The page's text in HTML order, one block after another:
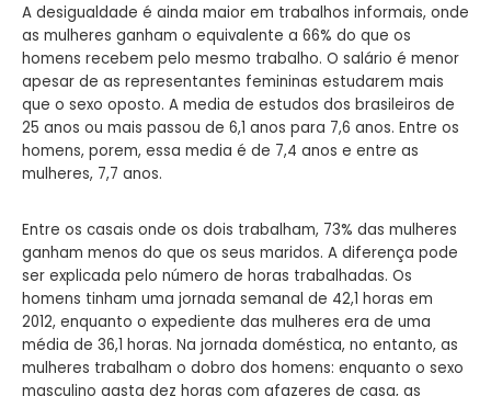
A desigualdade é ainda maior em trabalhos informais, onde
as mulheres ganham o equivalente a 66% do que os
homens recebem pelo mesmo trabalho. O salário é menor
apesar de as representantes femininas estudarem mais
que o sexo oposto. A media de estudos dos brasileiros de
25 anos ou mais passou de 6,1 anos para 7,6 anos. Entre os
homens, porem, essa media é de 7,4 anos e entre as
mulheres, 7,7 anos.
Entre os casais onde os dois trabalham, 73% das mulheres
ganham menos do que os seus maridos. A diferença pode
ser explicada pelo número de horas trabalhadas. Os
homens tinham uma jornada semanal de 42,1 horas em
2012, enquanto o expediente das mulheres era de uma
média de 36,1 horas. Na jornada doméstica, no entanto, as
mulheres trabalham o dobro dos homens: enquanto o sexo
masculino gasta dez horas com afazeres de casa, as